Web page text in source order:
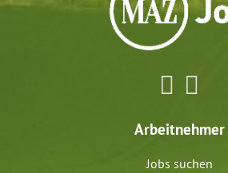
Arbeitnehmer
Jobs suchen